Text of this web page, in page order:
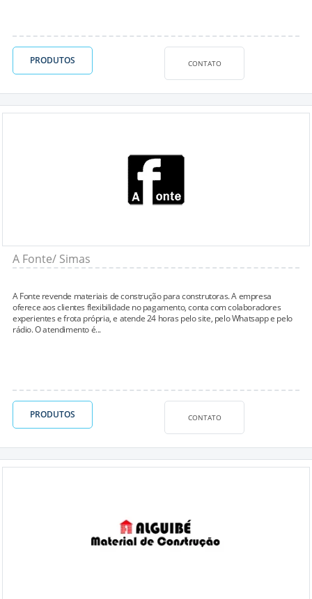
PRODUTOS CONTATO
A Fonte/ Simas
A Fonte revende materiais de construção para construtoras. A empresa
oferece aos clientes flexibilidade no pagamento, conta com colaboradores
experientes e frota própria, e atende 24 horas pelo site, pelo Whatsapp e pelo
rádio. O atendimento é...
PRODUTOS CONTATO